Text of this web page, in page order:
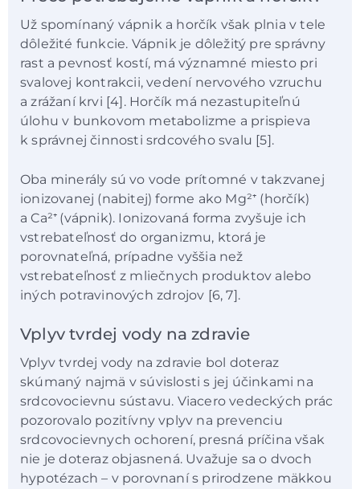
Už spomínaný vápnik a horčík však plnia v tele
dôležité funkcie. Vápnik je dôležitý pre správny
rast a pevnosť kostí, má významné miesto pri
svalovej kontrakcii, vedení nervového vzruchu
a zrážaní krvi [4]. Horčík má nezastupiteľnú
úlohu v bunkovom metabolizme a prispieva
k správnej činnosti srdcového svalu [5].
Oba minerály sú vo vode prítomné v takzvanej
ionizovanej (nabitej) forme ako Mg²⁺ (horčík)
a Ca²⁺ (vápnik). Ionizovaná forma zvyšuje ich
vstrebateľnosť do organizmu, ktorá je
porovnateľná, prípadne vyššia než
vstrebateľnosť z mliečnych produktov alebo
iných potravinových zdrojov [6, 7].
Vplyv tvrdej vody na zdravie
Vplyv tvrdej vody na zdravie bol doteraz
skúmaný najmä v súvislosti s jej účinkami na
srdcovocievnu sústavu. Viacero vedeckých prác
pozorovalo pozitívny vplyv na prevenciu
srdcovocievnych ochorení, presná príčina však
nie je doteraz objasnená. Uvažuje sa o dvoch
hypotézach – v porovnaní s prirodzene mäkkou